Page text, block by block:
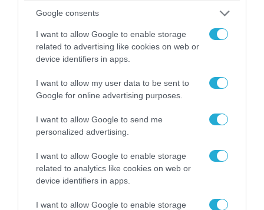
Google consents
I want to allow Google to enable storage
related to advertising like cookies on web or
device identifiers in apps.
I want to allow my user data to be sent to
Google for online advertising purposes.
I want to allow Google to send me
personalized advertising.
I want to allow Google to enable storage
related to analytics like cookies on web or
device identifiers in apps.
I want to allow Google to enable storage
08.08.2026 | 17:02
Περιορίζει την κίνηση πλοίων από την Μαύρη
Θάλασσα
ΠΟΛΙΤΙΚΗ